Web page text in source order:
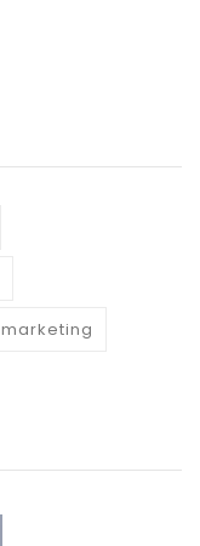
marketing